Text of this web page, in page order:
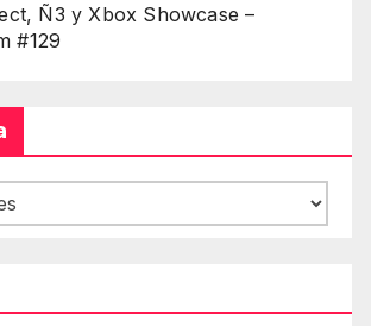
Ñ3 y Xbox Showcase –
#129